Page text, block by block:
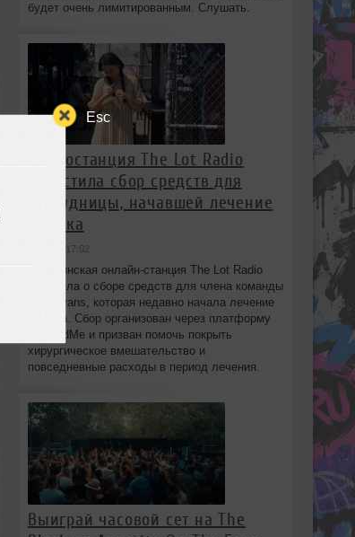
Esc
будет очень лимитированным. Слушать.
Радиостанция The Lot Radio
запустила сбор средств для
сотрудницы, начавшей лечение
от рака
вчера в 17:02
Бруклинская онлайн-станция The Lot Radio
объявила о сборе средств для члена команды
Lola Evans, которая недавно начала лечение
от рака. Сбор организован через платформу
GoFundMe и призван помочь покрыть
хирургическое вмешательство и
повседневные расходы в период лечения.
Выиграй часовой сет на The